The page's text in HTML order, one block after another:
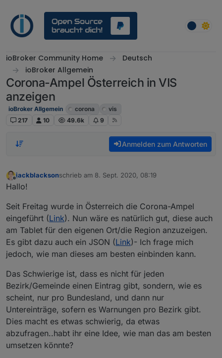
ioBroker Community Home
Deutsch
ioBroker Allgemein
Corona-Ampel Österreich in VIS
anzeigen
ioBroker Allgemein corona
vis
217
10 49.6k 9
Anmelden zum Antworten
Offline
jackblacksonschrieb am 8. Sept. 2020, 08:19
zuletzt editiert von
Hallo!
Seit Freitag wurde in Österreich die Corona-Ampel
eingeführt (Link). Nun wäre es natürlich gut, diese auch
am Tablet für den eigenen Ort/die Region anzuzeigen.
Es gibt dazu auch ein JSON (Link)- Ich frage mich
jedoch, wie man dieses am besten einbinden kann.
Das Schwierige ist, dass es nicht für jeden
Bezirk/Gemeinde einen Eintrag gibt, sondern, wie es
scheint, nur pro Bundesland, und dann nur
Untereinträge, sofern es Warnungen pro Bezirk gibt.
Dies macht es etwas schwierig, da etwas
abzufragen..habt ihr eine Idee, wie man das am besten
umsetzen könnte?